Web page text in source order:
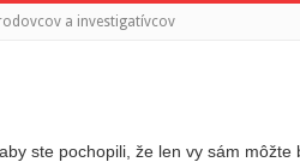
a investigatívcov
ste pochopili, že len vy sám